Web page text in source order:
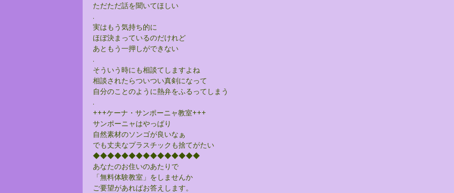
ただただ話を聞いてほしい
.
実はもう気持ち的に
ほぼ決まっているのだけれど
あともう一押しができない
.
そういう時にも相談てしますよね
相談されたらついつい真剣になって
自分のことのように熱弁をふるってしまう
.
+++ケーナ・サンポーニャ教室+++
サンポーニャはやっぱり
自然素材のソンゴが良いなぁ
でも丈夫なプラスチックも捨てがたい
◆◆◆◆◆◆◆◆◆◆◆◆◆◆◆
あなたのお住いのあたりで
「無料体験教室」をしませんか
ご要望があればお答えします。